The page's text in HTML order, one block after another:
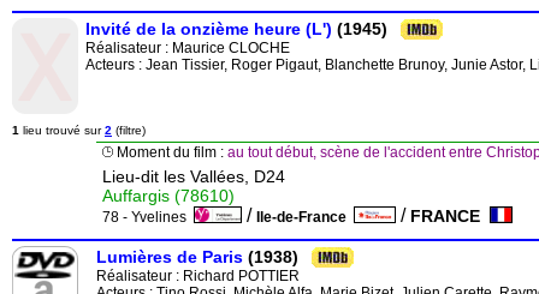
Invité de la onzième heure (L') (1945)
Réalisateur : Maurice CLOCHE
Acteurs : Jean Tissier, Roger Pigaut, Blanchette Brunoy, Junie
1 lieu trouvé sur2 (filtre)
Moment du film : au tout début, scène de l'accident entre
Lieu-dit les Vallées, D24
Auffargis (78610)
78 - Yvelines / Ile-de-France / FRANCE
Lumières de Paris (1938)
Réalisateur : Richard POTTIER